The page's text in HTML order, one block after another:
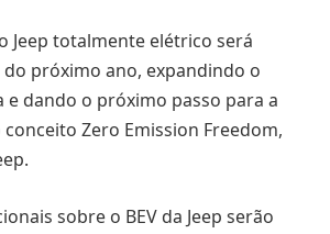
Jeep totalmente elétrico será
próximo ano, expandindo o
e dando o próximo passo para a
Zero Emission Freedom,
sobre o BEV da Jeep serão